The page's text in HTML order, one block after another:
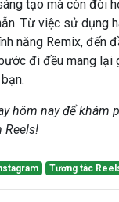
tạo mà còn đòi
Từ việc sử dụng
năng Remix, đến
đi đều mang lại
hôm nay để khám
Reels!
Tương tác